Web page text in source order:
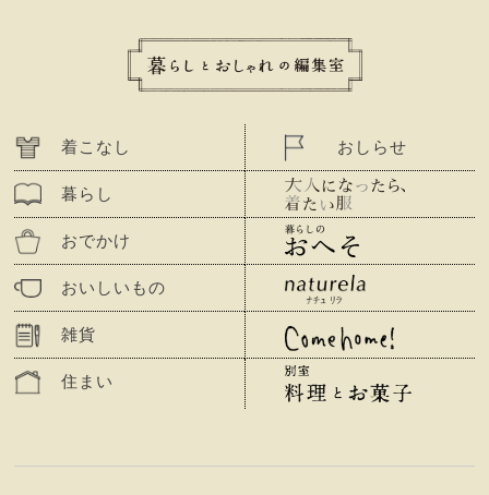
着こなし
暮らし
おでかけ
おいしいもの
雑貨
住まい
おしらせ